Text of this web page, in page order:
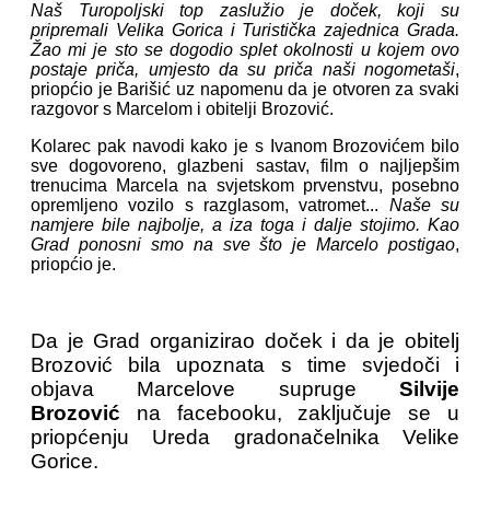
Naš Turopoljski top zaslužio je doček, koji su
pripremali Velika Gorica i Turistička zajednica Grada.
Žao mi je sto se dogodio splet okolnosti u kojem ovo
postaje priča, umjesto da su priča naši nogometaši,
priopćio je Barišić uz napomenu da je otvoren za svaki
razgovor s Marcelom i obitelji Brozović.
Kolarec pak navodi kako je s Ivanom Brozovićem bilo
sve dogovoreno, glazbeni sastav, film o najljepšim
trenucima Marcela na svjetskom prvenstvu, posebno
opremljeno vozilo s razglasom, vatromet... Naše su
namjere bile najbolje, a iza toga i dalje stojimo. Kao
Grad ponosni smo na sve što je Marcelo postigao,
priopćio je.
Da je Grad organizirao doček i da je obitelj
Brozović bila upoznata s time svjedoči i
objava Marcelove supruge Silvije
Brozović na facebooku, zaključuje se u
priopćenju Ureda gradonačelnika Velike
Gorice.